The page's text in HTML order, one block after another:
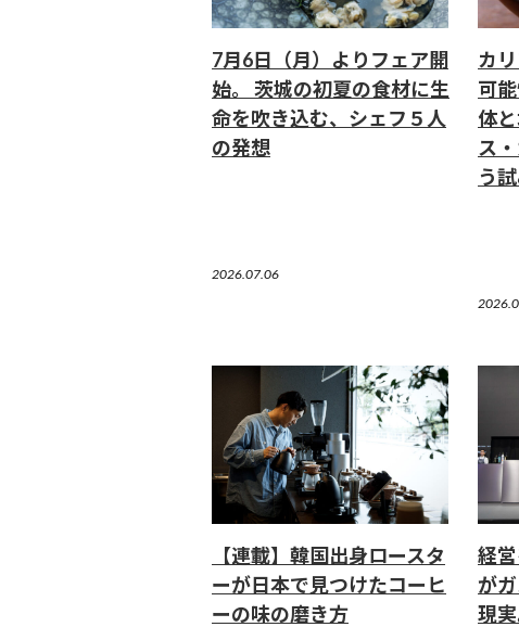
7月6日（月）よりフェア開
始。 茨城の初夏の食材に生
命を吹き込む、シェフ５人
の発想
2026.07.06
カ
可
体
ス
う
【連載】韓国出身ロースタ
ーが日本で見つけたコーヒ
ーの味の磨き方
経
が
現実